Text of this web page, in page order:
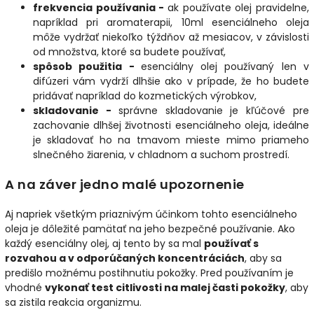
frekvencia používania - ak používate olej pravidelne,
napríklad pri aromaterapii, 10ml esenciálneho oleja
môže vydržať niekoľko týždňov až mesiacov, v závislosti
od množstva, ktoré sa budete používať,
spôsob použitia - esenciálny olej používaný len v
difúzeri vám vydrží dlhšie ako v prípade, že ho budete
pridávať napríklad do kozmetických výrobkov,
skladovanie - správne skladovanie je kľúčové pre
zachovanie dlhšej životnosti esenciálneho oleja, ideálne
je skladovať ho na tmavom mieste mimo priameho
slnečného žiarenia, v chladnom a suchom prostredí.
A na záver jedno malé upozornenie
Aj napriek všetkým priaznivým účinkom tohto esenciálneho
oleja je dôležité pamätať na jeho bezpečné používanie. Ako
každý esenciálny olej, aj tento by sa mal používať s
rozvahou a v odporúčaných koncentráciách, aby sa
predišlo možnému postihnutiu pokožky. Pred používaním je
vhodné vykonať test citlivosti na malej časti pokožky, aby
sa zistila reakcia organizmu.